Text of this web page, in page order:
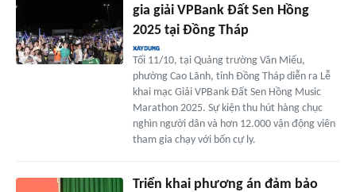
gia giải VPBank Đất Sen Hồng
2025 tại Đồng Tháp
Tối 11/10, tại Quảng trường Văn Miếu,
phường Cao Lãnh, tỉnh Đồng Tháp diễn ra Lễ
khai mạc Giải VPBank Đất Sen Hồng Music
Marathon 2025. Sự kiện thu hút hàng chục
nghìn người dân và hơn 12.000 vận động viên
tham gia chạy với bốn cự ly.
Triển khai phương án đảm bảo